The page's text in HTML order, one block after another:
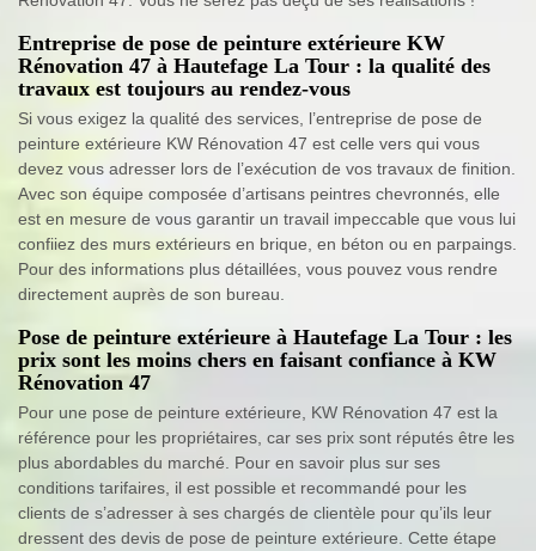
Entreprise de pose de peinture extérieure KW
Rénovation 47 à Hautefage La Tour : la qualité des
travaux est toujours au rendez-vous
Si vous exigez la qualité des services, l’entreprise de pose de
peinture extérieure KW Rénovation 47 est celle vers qui vous
devez vous adresser lors de l’exécution de vos travaux de finition.
Avec son équipe composée d’artisans peintres chevronnés, elle
est en mesure de vous garantir un travail impeccable que vous lui
confiiez des murs extérieurs en brique, en béton ou en parpaings.
Pour des informations plus détaillées, vous pouvez vous rendre
directement auprès de son bureau.
Pose de peinture extérieure à Hautefage La Tour : les
prix sont les moins chers en faisant confiance à KW
Rénovation 47
Pour une pose de peinture extérieure, KW Rénovation 47 est la
référence pour les propriétaires, car ses prix sont réputés être les
plus abordables du marché. Pour en savoir plus sur ses
conditions tarifaires, il est possible et recommandé pour les
clients de s’adresser à ses chargés de clientèle pour qu’ils leur
dressent des devis de pose de peinture extérieure. Cette étape